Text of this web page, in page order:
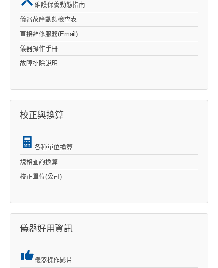
維護保養動態指南
儀器故障動態檢查表
直接維修服務(Email)
儀器操作手冊
故障排除說明
校正與換算
各種單位換算
規格查詢換算
校正單位(公司)
儀器好用資訊
儀器操作影片